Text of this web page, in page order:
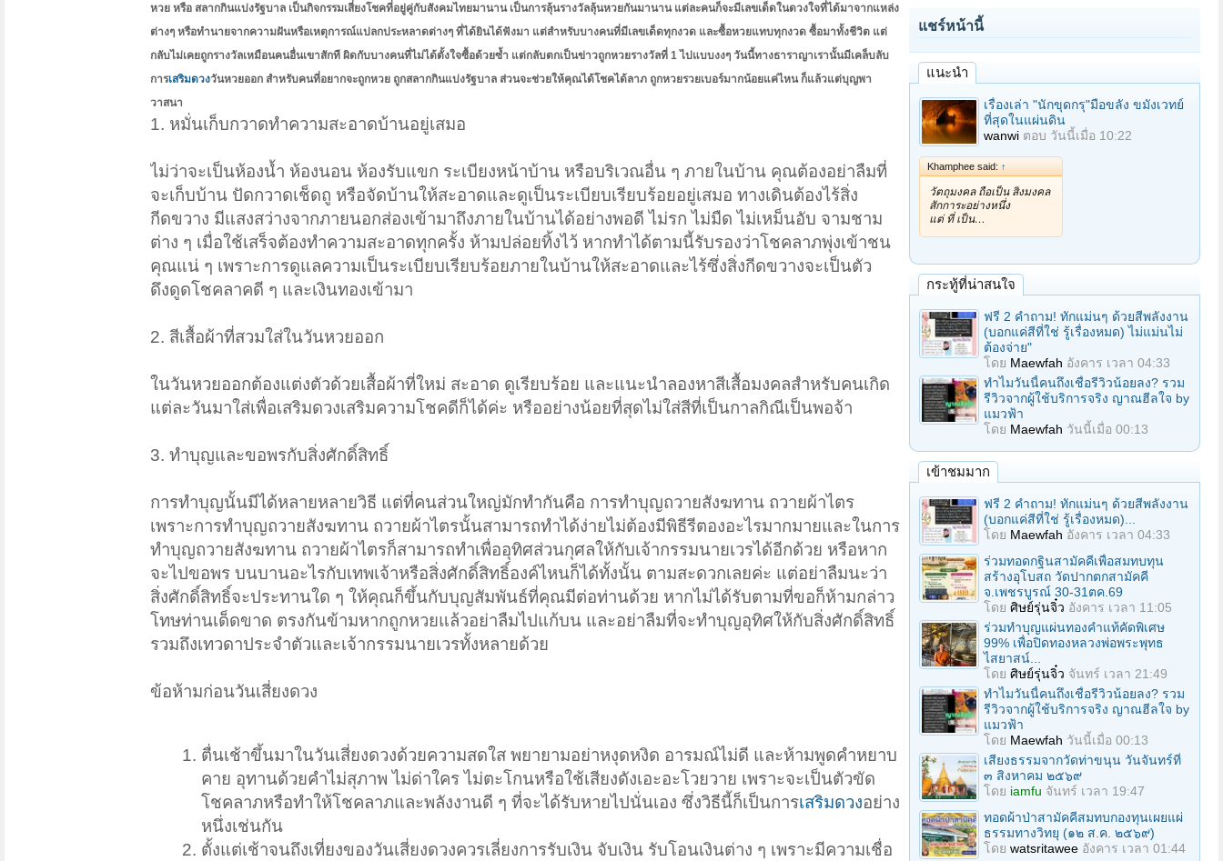
หวย หรือ สลากกินแบ่งรัฐบาล เป็นกิจกรรมเสี่ยงโชคที่อยู่คู่กับสังคมไทยมานาน เป็นการลุ้นรางวัลลุ้นหวยกันมานาน แต่ละคนก็จะมีเลขเด็ดในดวงใจที่ได้มาจากแหล่ง
ต่างๆ หรือทำนายจากความฝันหรือเหตุการณ์แปลกประหลาดต่างๆ ที่ได้ยินได้ฟังมา แต่สำหรับบางคนที่มีเลขเด็ดทุกงวด และซื้อหวยแทบทุกงวด ซื้อมาทั้งชีวิต แต่
กลับไม่เคยถูกรางวัลเหมือนคนอื่นเขาสักที ผิดกับบางคนที่ไม่ได้ตั้งใจซื้อด้วยซ้ำ แต่กลับตกเป็นข่าวถูกหวยรางวัลที่ 1 ไปแบบงงๆ วันนี้ทางธาราญาเรานั้นมีเคล็บลับ
การเสริมดวงวันหวยออก สำหรับคนที่อยากจะถูกหวย ถูกสลากกินแบ่งรัฐบาล ส่วนจะช่วยให้คุณได้โชคได้ลาภ ถูกหวยรวยเบอร์มากน้อยแค่ไหน ก็แล้วแต่บุญพา
วาสนา
1. หมั่นเก็บกวาดทำความสะอาดบ้านอยู่เสมอ
ไม่ว่าจะเป็นห้องน้ำ ห้องนอน ห้องรับแขก ระเบียงหน้าบ้าน หรือบริเวณอื่น ๆ ภายในบ้าน คุณต้องอย่าลืมที่
จะเก็บบ้าน ปัดกวาดเช็ดถู หรือจัดบ้านให้สะอาดและดูเป็นระเบียบเรียบร้อยอยู่เสมอ ทางเดินต้องไร้สิ่ง
กีดขวาง มีแสงสว่างจากภายนอกส่องเข้ามาถึงภายในบ้านได้อย่างพอดี ไม่รก ไม่มืด ไม่เหม็นอับ จามชาม
ต่าง ๆ เมื่อใช้เสร็จต้องทำความสะอาดทุกครั้ง ห้ามปล่อยทิ้งไว้ หากทำได้ตามนี้รับรองว่าโชคลาภพุ่งเข้าชน
คุณแน่ ๆ เพราะการดูแลความเป็นระเบียบเรียบร้อยภายในบ้านให้สะอาดและไร้ซึ่งสิ่งกีดขวางจะเป็นตัว
ดึงดูดโชคลาคดี ๆ และเงินทองเข้ามา
2. สีเสื้อผ้าที่สวมใส่ในวันหวยออก
ในวันหวยออกต้องแต่งตัวด้วยเสื้อผ้าที่ใหม่ สะอาด ดูเรียบร้อย และแนะนำลองหาสีเสื้อมงคลสำหรับคนเกิด
แต่ละวันมาใส่เพื่อเสริมดวงเสริมความโชคดีก็ได้ค่ะ หรืออย่างน้อยที่สุดไม่ใส่สีที่เป็นกาลกิณีเป็นพอจ้า
3. ทำบุญและขอพรกับสิ่งศักดิ์สิทธิ์
การทำบุญนั้นมีได้หลายหลายวิธี แต่ที่คนส่วนใหญ่มักทำกันคือ การทำบุญถวายสังฆทาน ถวายผ้าไตร
เพราะการทำบุญถวายสังฆทาน ถวายผ้าไตรนั้นสามารถทำได้ง่ายไม่ต้องมีพิธีรีตองอะไรมากมายและในการ
ทำบุญถวายสังฆทาน ถวายผ้าไตรก็สามารถทำเพื่ออุทิศส่วนกุศลให้กับเจ้ากรรมนายเวรได้อีกด้วย หรือหาก
จะไปขอพร บนบานอะไรกับเทพเจ้าหรือสิ่งศักดิ์สิทธิ์องค์ไหนก็ได้ทั้งนั้น ตามสะดวกเลยค่ะ แต่อย่าลืมนะว่า
สิ่งศักดิ์สิทธิ์จะประทานใด ๆ ให้คุณก็ขึ้นกับบุญสัมพันธ์ที่คุณมีต่อท่านด้วย หากไม่ได้รับตามที่ขอก็ห้ามกล่าว
โทษท่านเด็ดขาด ตรงกันข้ามหากถูกหวยแล้วอย่าลืมไปแก้บน และอย่าลืมที่จะทำบุญอุทิศให้กับสิ่งศักดิ์สิทธิ์
รวมถึงเทวดาประจำตัวและเจ้ากรรมนายเวรทั้งหลายด้วย
ข้อห้ามก่อนวันเสี่ยงดวง
ตื่นเช้าขึ้นมาในวันเสี่ยงดวงด้วยความสดใส พยายามอย่าหงุดหงิด อารมณ์ไม่ดี และห้ามพูดคำหยาบ
คาย อุทานด้วยคำไม่สุภาพ ไม่ด่าใคร ไม่ตะโกนหรือใช้เสียงดังเอะอะโวยวาย เพราะจะเป็นตัวขัด
โชคลาภหรือทำให้โชคลาภและพลังงานดี ๆ ที่จะได้รับหายไปนั่นเอง ซึ่งวิธีนี้ก็เป็นการเสริมดวงอย่าง
หนึ่งเช่นกัน
ตั้งแต่เช้าจนถึงเที่ยงของวันเสี่ยงดวงควรเลี่ยงการรับเงิน จับเงิน รับโอนเงินต่าง ๆ เพราะมีความเชื่อ
แชร์หน้านี้
แนะนำ
เรื่องเล่า "นักขุดกรุ"มือขลัง ขมังเวทย์
ที่สุดในแผ่นดิน
wanwi ตอบ วันนี้เมื่อ 10:22
Khamphee said: ↑
วัตถุมงคล ถือเป็น สิ่งมงคล
สักการะอย่างหนึ่ง
แต่ ที่ เป็น…
กระทู้ที่น่าสนใจ
ฟรี 2 คำถาม! ทักแม่นๆ ด้วยสีพลังงาน
(บอกแค่สีที่ใช่ รู้เรื่องหมด) ไม่แม่นไม่
ต้องจ่าย"
โดย Maewfah อังคาร เวลา 04:33
ทำไมวันนี้คนถึงเชื่อรีวิวน้อยลง? รวม
รีวิวจากผู้ใช้บริการจริง ญาณฮีลใจ by
แมวฟ้า
โดย Maewfah วันนี้เมื่อ 00:13
เข้าชมมาก
ฟรี 2 คำถาม! ทักแม่นๆ ด้วยสีพลังงาน
(บอกแค่สีที่ใช่ รู้เรื่องหมด)...
โดย Maewfah อังคาร เวลา 04:33
ร่วมทอดกฐินสามัคคีเพื่อสมทบทุน
สร้างอุโบสถ วัดปากตกสามัคคี
จ.เพชรบูรณ์ 30-31ตค.69
โดย ศิษย์รุ่นจิ๋ว อังคาร เวลา 11:05
ร่วมทําบุญแผ่นทองคำแท้คัดพิเศษ
99% เพื่อปิดทองหลวงพ่อพระพุทธ
ไสยาสน์...
โดย ศิษย์รุ่นจิ๋ว จันทร์ เวลา 21:49
ทำไมวันนี้คนถึงเชื่อรีวิวน้อยลง? รวม
รีวิวจากผู้ใช้บริการจริง ญาณฮีลใจ by
แมวฟ้า
โดย Maewfah วันนี้เมื่อ 00:13
เสียงธรรมจากวัดท่าขนุน วันจันทร์ที่
๓ สิงหาคม ๒๕๖๙
โดย iamfu จันทร์ เวลา 19:47
ทอดผ้าป่าสามัคคีสมทบกองทุนเผยแผ่
ธรรมทางวิทยุ (๑๒ ส.ค. ๒๕๖๙)
โดย watsritawee อังคาร เวลา 01:44